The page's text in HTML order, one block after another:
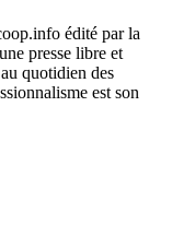
édité par la
presse libre et
quotidien des
est son